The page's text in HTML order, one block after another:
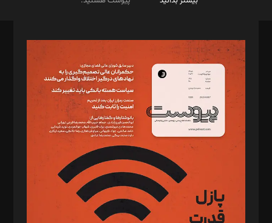
مدیر مسئول: محمدباقر اثنی‌عشری
سردبیر: مهرک محمودی
دبیر تحریریه: میثم قاسمی
د‌بیر ناداستان: سمانه سمیع
د‌بیر خدمت و تجارت: ابوالفضل رجبی
د‌بیر حقوق فناوری: حسام‌الدین ایپکچی
د‌بیر پیوست جهان: مینا پاکدل
د‌بیر تحریریه آنلاین: بابک نقاش
تحریریه‌: مجتبی محمود‌ی، آرش برهمند، یسنا امان‌پور، سروش کرمیان،
مصطفی مسجدی آرانی، ابوالفضل رجبی، زهرا فکرانه، فائزه فتحی
رستمی،مصطفی باستان